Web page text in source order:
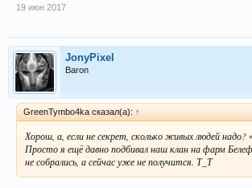
19 июн 2017
JonyPixel
Baron
GreenTymbo4ka сказал(а): ↑
Хорош, а, если не секрет, сколько живых людей надо?
Просто я ещё давно подбивал наш клан на фарм
не собрались, а сейчас уже не получится. Т_Т